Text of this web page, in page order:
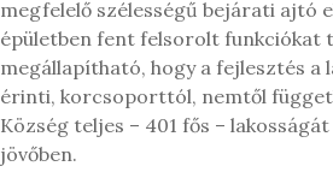
megfelelő szélességű bejárati ajtó
épületben fent felsorolt funkciókat
megállapítható, hogy a fejlesztés a
érinti, korcsoporttól, nemtől
Község teljes – 401 fős –
jövőben.